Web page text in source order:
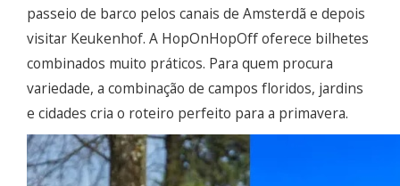
passeio de barco pelos canais de Amsterdã e depois
visitar Keukenhof. A HopOnHopOff oferece bilhetes
combinados muito práticos. Para quem procura
variedade, a combinação de campos floridos, jardins
e cidades cria o roteiro perfeito para a primavera.